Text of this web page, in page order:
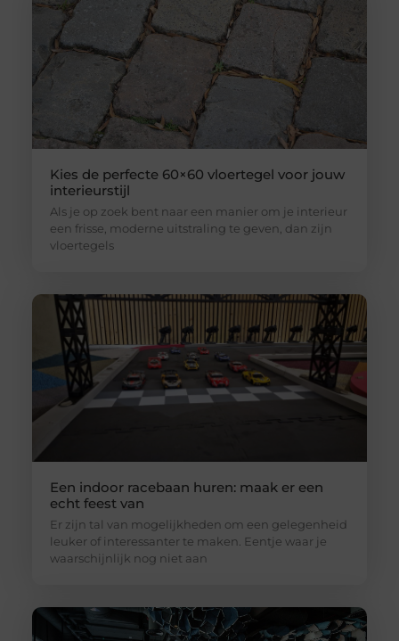
Kies de perfecte 60×60 vloertegel voor jouw
interieurstijl
Als je op zoek bent naar een manier om je interieur
een frisse, moderne uitstraling te geven, dan zijn
vloertegels
Een indoor racebaan huren: maak er een
echt feest van
Er zijn tal van mogelijkheden om een gelegenheid
leuker of interessanter te maken. Eentje waar je
waarschijnlijk nog niet aan